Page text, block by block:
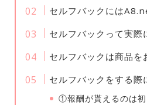
セルフバックには
セルフバックって実際
セルフバックは商品を
セルフバックをする際
①報酬が貰えるのは